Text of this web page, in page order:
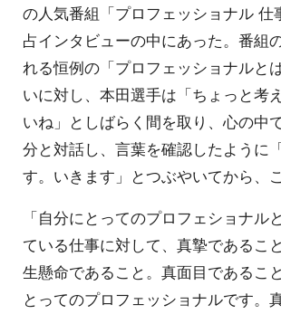
の人気番組「プロフェッショナル 仕
占インタビューの中にあった。番組
れる恒例の「プロフェッショナルと
いに対し、本田選手は「ちょっと考
いね」としばらく間を取り、心の中
分と対話し、言葉を確認したように
す。いきます」とつぶやいてから、
「自分にとってのプロフェショナル
ている仕事に対して、真摯であるこ
生懸命であること。真面目であるこ
とってのプロフェッショナルです。